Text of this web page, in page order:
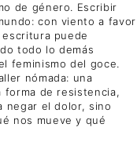
de género. Escribir
con viento a favor
puede
todo lo demás
feminismo del goce.
nómada: una
forma de resistencia,
negar el dolor, sino
nos mueve y qué